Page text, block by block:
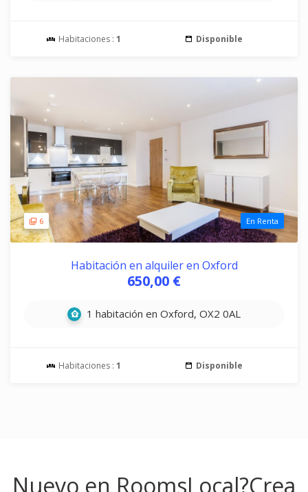
Habitaciones : 1 Disponible
6 En Renta
Habitación en alquiler en Oxford
650,00 €
1 habitación en Oxford, OX2 0AL
Habitaciones : 1 Disponible
Nuevo en RoomsLocal?Crea